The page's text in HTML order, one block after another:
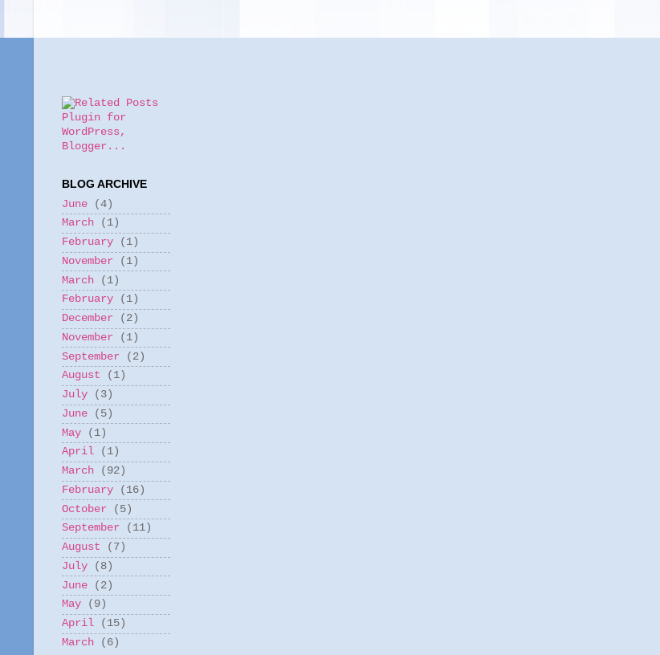
BLOG ARCHIVE
June (4)
March (1)
February (1)
November (1)
March (1)
February (1)
December (2)
November (1)
September (2)
August (1)
July (3)
June (5)
May (1)
April (1)
March (92)
February (16)
October (5)
September (11)
August (7)
July (8)
June (2)
May (9)
April (15)
March (6)